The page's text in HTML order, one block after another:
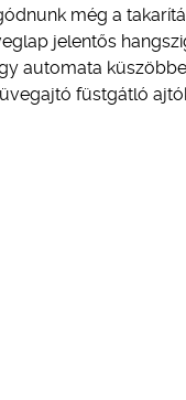
még a
jelentős
automata
füstgátló